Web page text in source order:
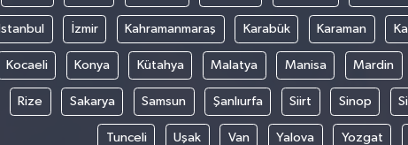
İstanbul İzmir Kahramanmaraş Karabük Karaman
Kocaeli Konya Kütahya Malatya Manisa Mardin
Rize Sakarya Samsun Şanlıurfa Siirt Sinop
Tunceli Uşak Van Yalova Yozgat